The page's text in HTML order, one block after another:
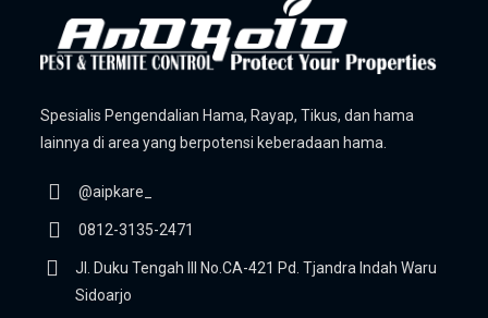
Spesialis Pengendalian Hama, Rayap, Tikus, dan hama
lainnya di area yang berpotensi keberadaan hama.
@aipkare_
0812-3135-2471
Jl. Duku Tengah III No.CA-421 Pd. Tjandra Indah Waru
Sidoarjo